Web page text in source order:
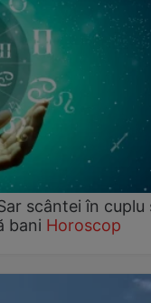
scântei în cuplu
bani Horoscop